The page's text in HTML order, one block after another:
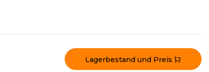
Lagerbestand und Preis